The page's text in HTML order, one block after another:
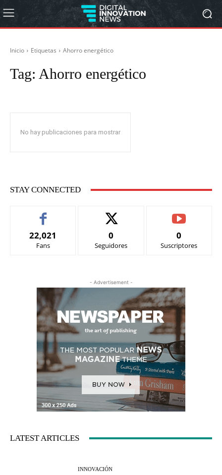
Inicio Etiquetas Ahorro energético
Tag: Ahorro energético
No hay publicaciones para mostrar
STAY CONNECTED
22,021
Fans
0
Seguidores
0
Suscriptores
- Advertisement -
LATEST ARTICLES
INNOVACIÓN